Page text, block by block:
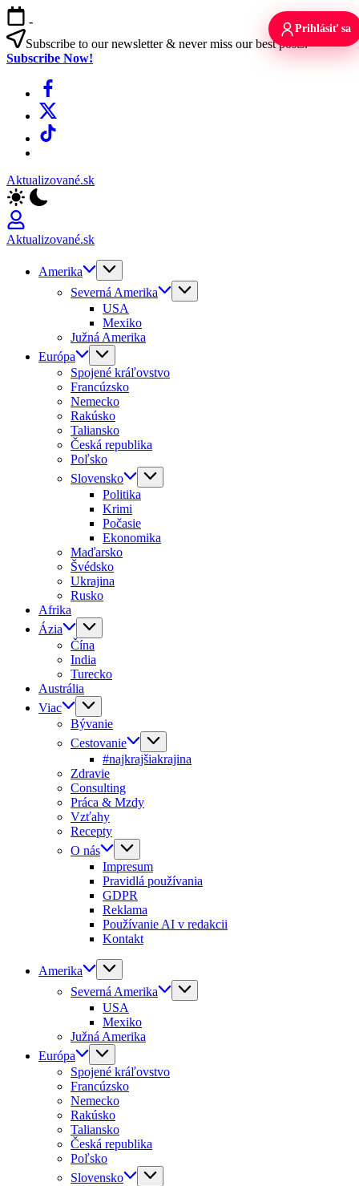
Skip
to
content
-
Subscribe to our newsletter & never miss our best posts.
Subscribe Now!
Facebook
X
TikTok
Aktualizované.sk
Aktualizované.sk
Amerika
Severná Amerika
USA
Mexiko
Južná Amerika
Európa
Spojené kráľovstvo
Francúzsko
Nemecko
Rakúsko
Taliansko
Česká republika
Poľsko
Slovensko
Politika
Krimi
Počasie
Ekonomika
Maďarsko
Švédsko
Ukrajina
Rusko
Afrika
Ázia
Čína
India
Turecko
Austrália
Viac
Bývanie
Cestovanie
#najkrajšiakrajina
Zdravie
Consulting
Práca & Mzdy
Vzťahy
Recepty
O nás
Impresum
Pravidlá používania
GDPR
Reklama
Používanie AI v redakcii
Kontakt
Amerika
Severná Amerika
USA
Mexiko
Južná Amerika
Európa
Spojené kráľovstvo
Francúzsko
Nemecko
Rakúsko
Taliansko
Česká republika
Poľsko
Slovensko
Prihlásiť sa